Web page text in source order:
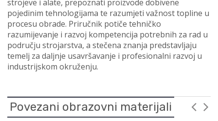
strojeve i alate, prepoznati proizvode dobivene
pojedinim tehnologijama te razumjeti važnost topline u
procesu obrade. Priručnik potiče tehničko
razumijevanje i razvoj kompetencija potrebnih za rad u
području strojarstva, a stečena znanja predstavljaju
temelj za daljnje usavršavanje i profesionalni razvoj u
industrijskom okruženju.
Povezani obrazovni materijali